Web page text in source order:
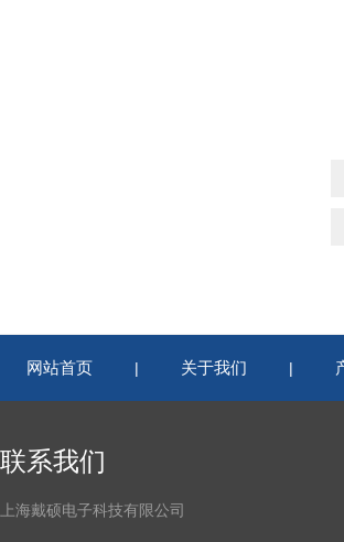
网站首页 | 关于我们 |
联系我们
上海戴硕电子科技有限公司